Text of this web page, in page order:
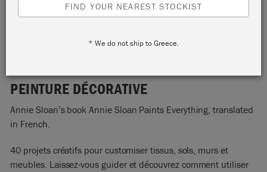
ANNIE SLOAN PAINTS
PEINTURE DÉCORATIVE
Annie Sloan’s book Annie Sloan Paints Everything, translated
in French.
40 projets créatifs pour customiser tissus, sols, murs et
meubles. Laissez-vous guider et découvrez comment utiliser
FIND YOUR NEAREST STOCKIST
* We do not ship to Greece.